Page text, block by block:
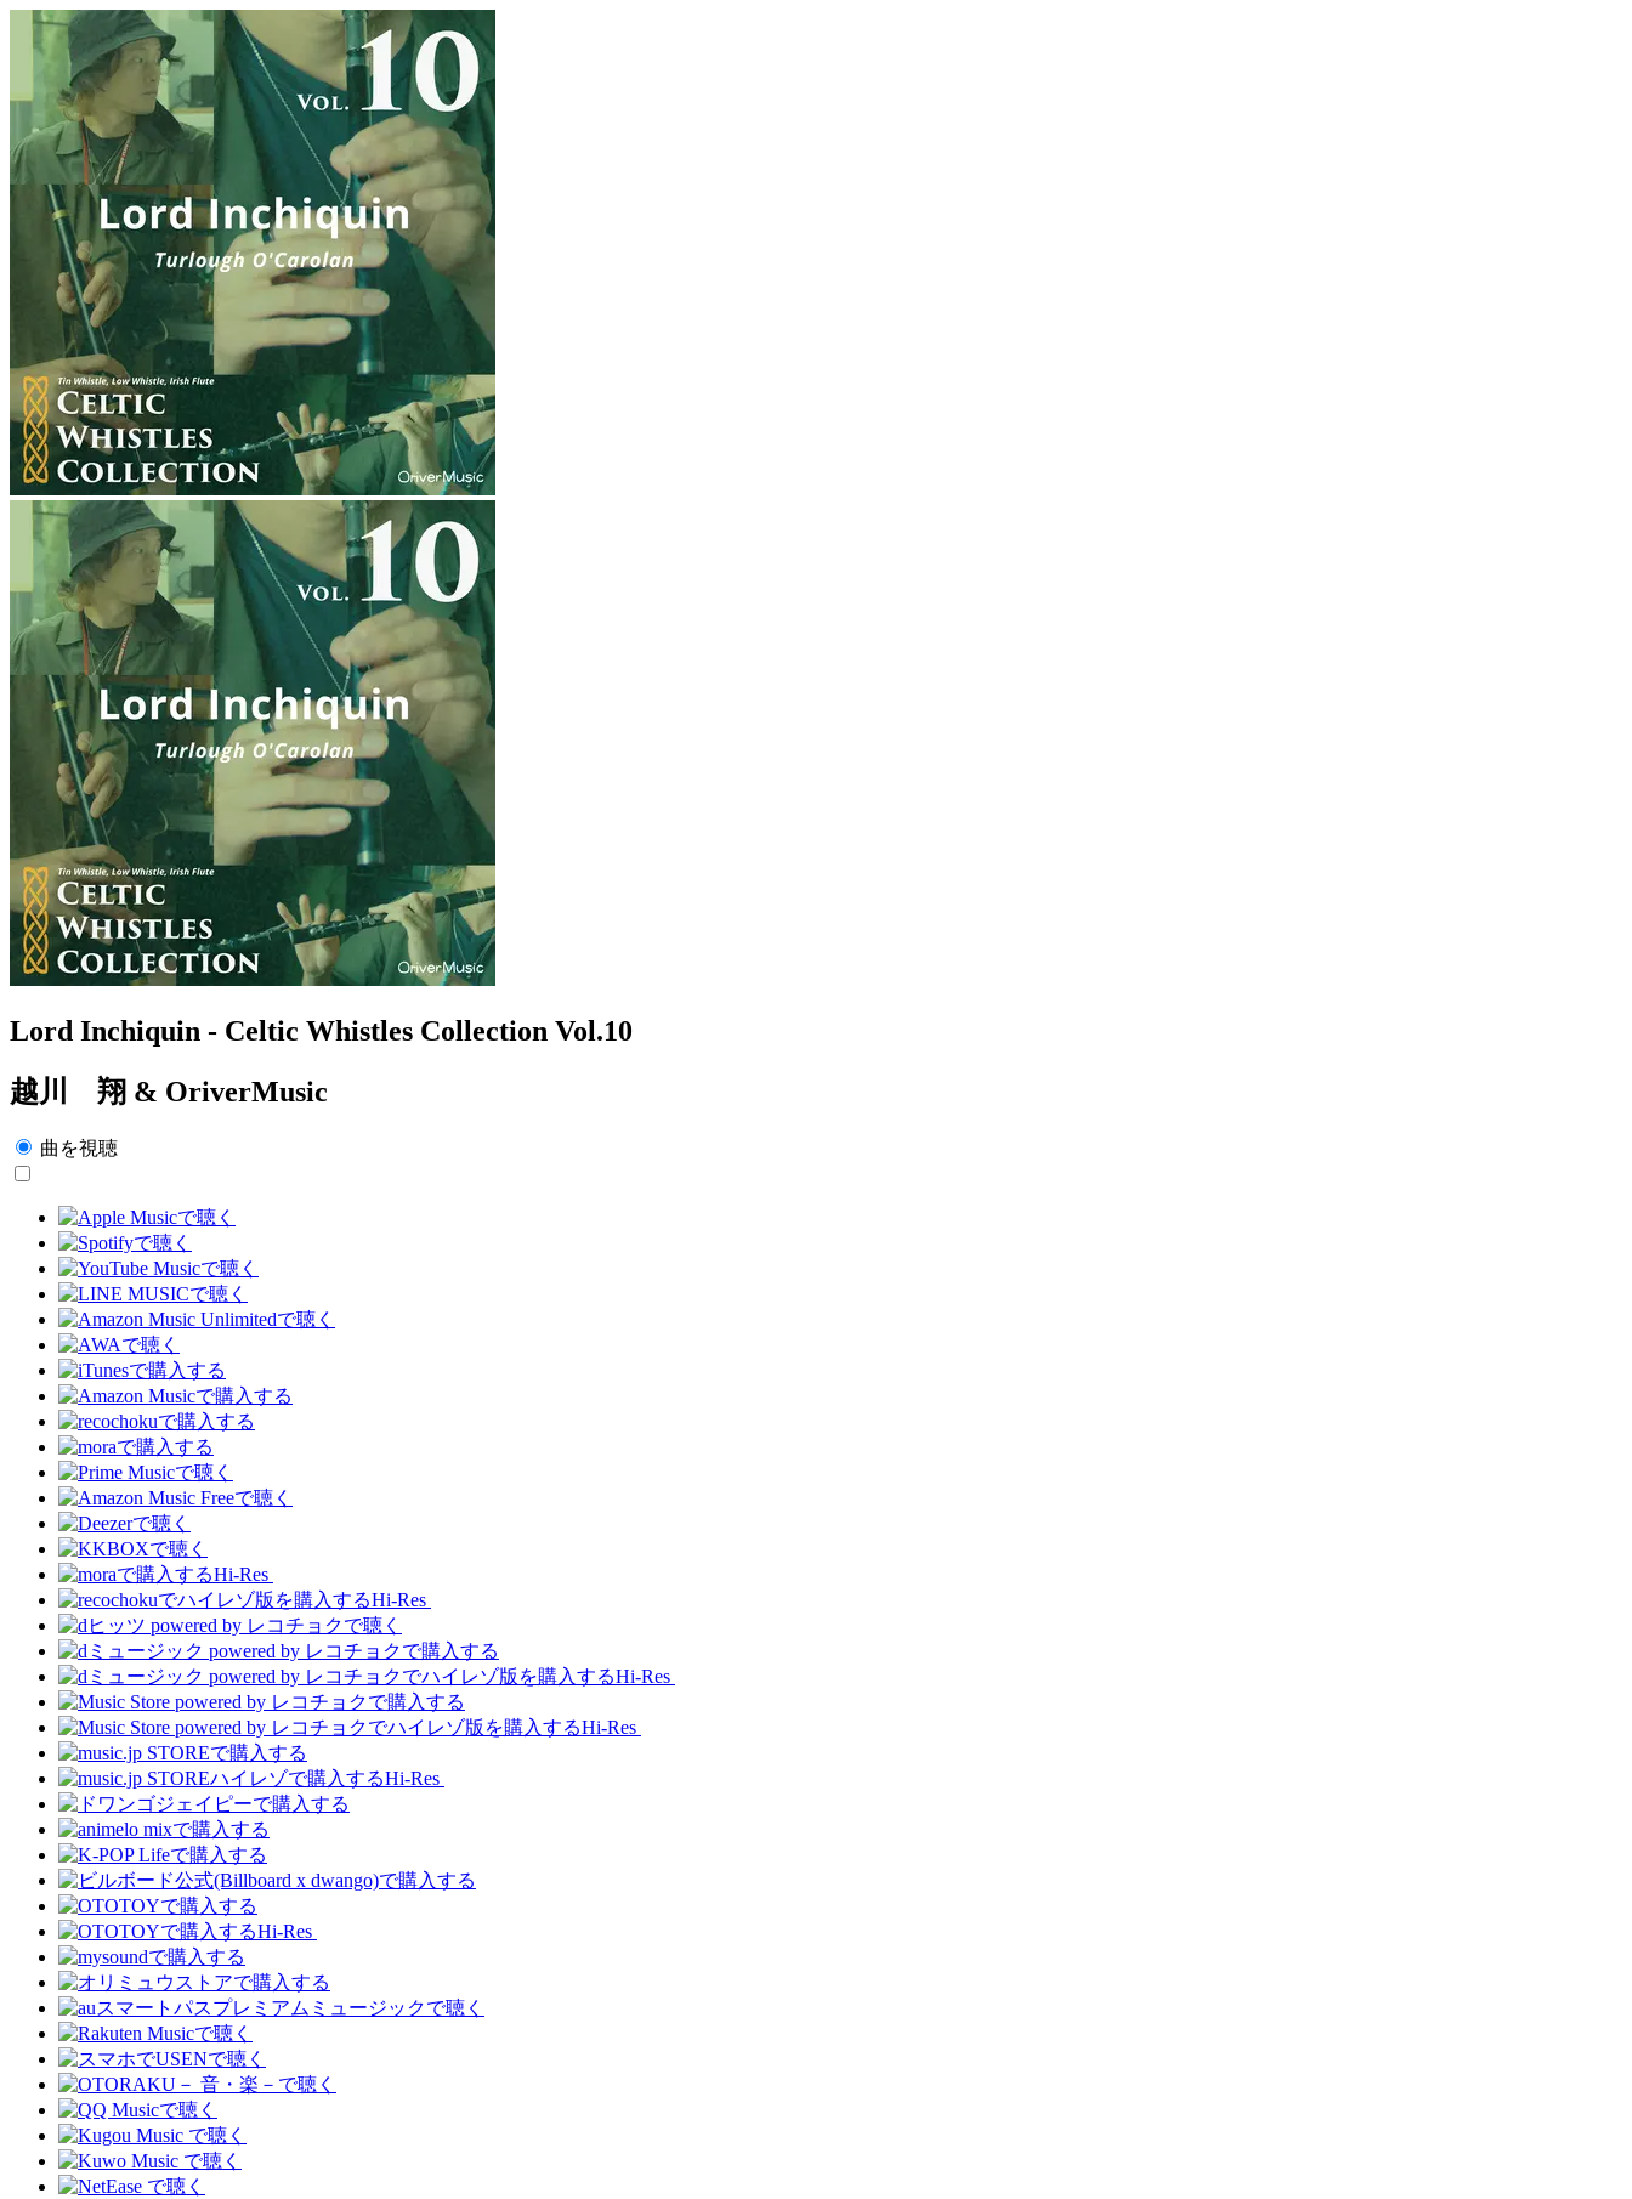
Lord Inchiquin - Celtic Whistles Collection Vol.10
越川 翔 & OriverMusic
曲を視聴
Hi-Res
Hi-Res
Hi-Res
Hi-Res
Hi-Res
Hi-Res